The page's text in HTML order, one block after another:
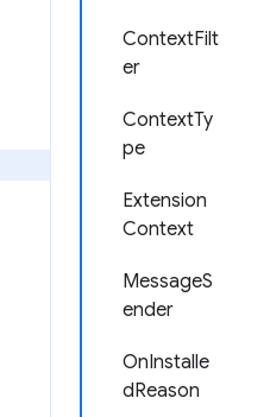
ContextFilt
er
ContextTy
pe
Extension
Context
MessageS
ender
OnInstalle
dReason